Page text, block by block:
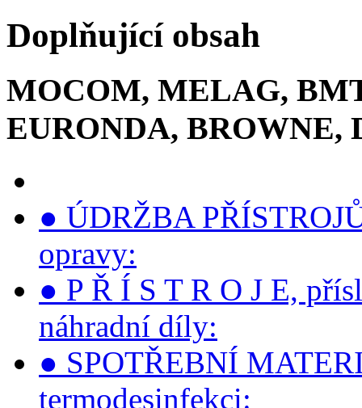
Doplňující obsah
MOCOM, MELAG,
EURONDA, BROWNE,
● ÚDRŽBA
opravy:
● P Ř Í S T R O J E,
náhradní díly:
● SPOTŘEBNÍ
termodesinfekci: